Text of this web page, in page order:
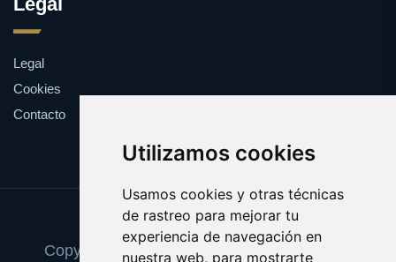
Utilizamos cookies
Usamos cookies y otras técnicas
de rastreo para mejorar tu
experiencia de navegación en
nuestra web, para mostrarte
Legal
Cookies
Contacto
Update cookies preferences
Copyright © 2025 trasplantedeorganos.com